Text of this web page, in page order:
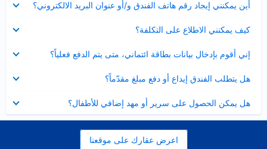
أين يمكنني إيجاد رقم هاتف الفندق و/أو عنوان البريد الالكتروني؟
مصغر
كيف يمكنني الاطلاع على التكلفة؟
مصغر
إني أقوم بإدخال بيانات بطاقة ائتماني، متى يتم الدفع فعلياً؟
مصغر
هل يتطلب الفندق إيداع أو دفع مبلغ مقدّماً؟
مصغر
هل يمكن الحصول على سرير أو مهد إضافي للأطفال؟
مصغر
اعرض عقارك على موقعنا